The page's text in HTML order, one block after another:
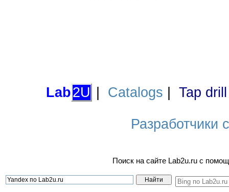
Lab2U Catalogs Tap
Разработчики
Поиск на сайте Lab2u.ru с